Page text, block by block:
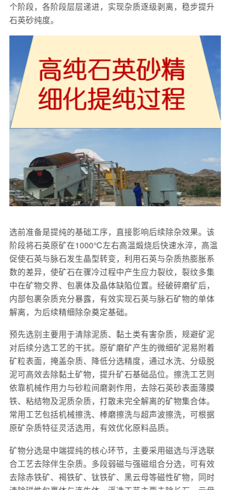
个阶段，各阶段层层递进，实现杂质逐级剥离，稳步提升
石英砂纯度。
选前准备是提纯的基础工序，直接影响后续除杂效果。该
阶段将石英原矿在1000℃左右高温煅烧后快速水淬，高温
促使石英与脉石发生晶型转变，利用石英与杂质热膨胀系
数的差异，使矿石在骤冷过程中产生应力裂纹，裂纹多集
中在矿物交界、包裹体及晶体缺陷位置。经破碎磨矿后，
内部包裹杂质充分暴露，有效实现石英与脉石矿物的单体
解离，为后续精细除杂奠定基础。
预先选别主要用于清除泥质、黏土类有害杂质，规避矿泥
对后续分选工艺的干扰。原矿磨矿产生的微细矿泥易附着
矿粒表面，掩盖杂质、降低分选精度，通过水洗、分级脱
泥可高效去除黏土矿物，提升矿石基础品位。擦洗工艺则
依靠机械作用力与砂粒间磨剥作用，去除石英砂表面薄膜
铁、粘结物及泥质杂质，打散未完全解离的矿物集合体。
常用工艺包括机械擦洗、棒磨擦洗与超声波擦洗，可根据
原矿杂质特征灵活选用，有效优化原料品质。
矿物分选是中端提纯的核心环节，主要采用磁选与浮选联
合工艺去除伴生杂质。多段弱磁与强磁组合分选，可有效
去除赤铁矿、褐铁矿、钛铁矿、黑云母等磁性矿物，同时